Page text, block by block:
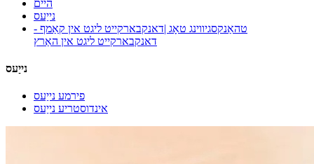
היים
נייַעס
טהאַנקסגיווינג טאָג |דאנקבארקייט ליגט אין קאַמף -
דאנקבארקייט ליגט אין האַרץ
נייַעס
פירמע נייַעס
אינדוסטריע נייַעס